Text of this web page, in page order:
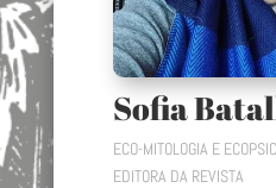
Sofia
ECO-MITOLOGIA E
EDITORA DA REVISTA